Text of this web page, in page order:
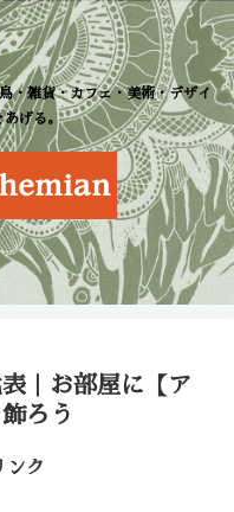
・雑貨・カフェ・美術・デザイ
あげる。
｜お部屋に【ア
ろう
ンク